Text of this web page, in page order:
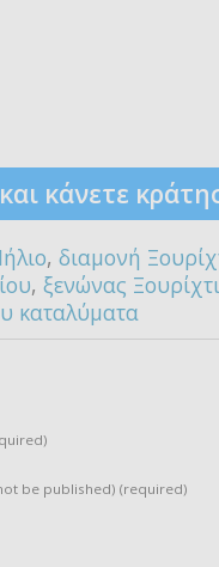
κάνετε
, διαμονή
, ξενώνας Ξουρίχτι
καταλύματα
be published) (required)